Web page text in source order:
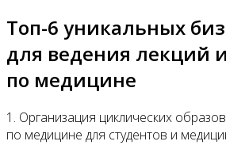
Топ-6 уникальных
для ведения лекций
по медицине
1. Организация циклических
по медицине для студентов и